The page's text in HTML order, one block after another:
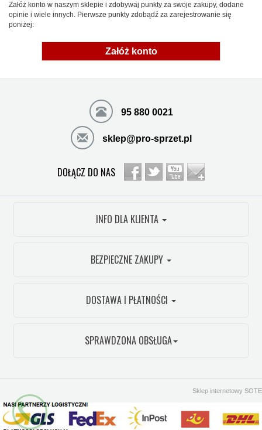
Załóż konto w naszym sklepie i zdobywaj punkty za swoje zakupy, dodane
opinie i wiele innych. Pierwsze punkty zdobądź za zarejestrowanie się
poniżej:
Załóż konto
95 880 0021
sklep@pro-sprzet.pl
DOŁĄCZ DO NAS
INFO DLA KLIENTA
BEZPIECZNE ZAKUPY
DOSTAWA I PŁATNOŚCI
SPRAWDZONA OBSŁUGA
Sklep internetowy SOTE